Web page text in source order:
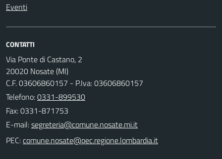
Eventi
CONTATTI
Via Ponte di Castano, 2
20020 Nosate (MI)
C.F. 03606860157 - P.Iva: 03606860157
Telefono:0331-899530
Fax: 0331-871753
E-mail:
PEC: